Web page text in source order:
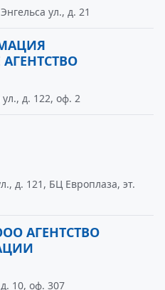
ул., д. 21
д. 122, оф. 2
д. 121, БЦ Европлаза, эт.
АГЕНТСТВО
10, оф. 307